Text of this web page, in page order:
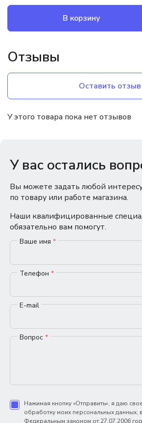
В корзину
Отзывы
Оставить отзыв
У этого товара пока нет отзывов
У вас остались
Вы можете задать любой
по товару или работе магазина.
Наши квалифицированные
обязательно вам помогут.
Ваше имя *
Телефон *
E-mail
Вопрос *
Нажимая кнопку «Отправить», я даю
обработку моих персональных данных,
Федеральным законом от 27.07.2006